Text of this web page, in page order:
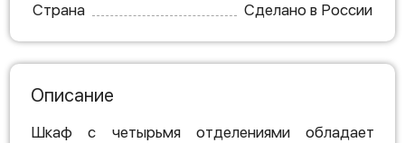
Страна
Сделано в России
Описание
Шкаф с четырьмя отделениями обладает